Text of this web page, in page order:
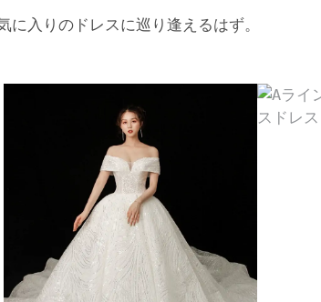
に入りのドレスに巡り逢えるはず。